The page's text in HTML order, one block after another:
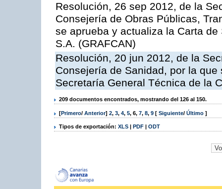
Resolución, 26 sep 2012, de la
Consejería de Obras Públicas,
se aprueba y actualiza la Carta
S.A. (GRAFCAN)
Resolución, 20 jun 2012, de la
Consejería de Sanidad, por la
Secretaría General Técnica de la
209 documentos encontrados, mostrando del 126 al 150.
[Primero/ Anterior] 2, 3, 4, 5, 6, 7, 8, 9 [ Siguiente/ Último ]
Tipos de exportación: XLS | PDF | ODT